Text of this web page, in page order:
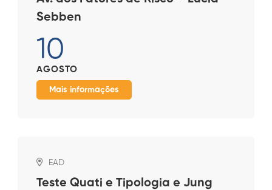
Sebben
10
AGOSTO
Mais informações
EAD
Teste Quati e Tipologia e Jung